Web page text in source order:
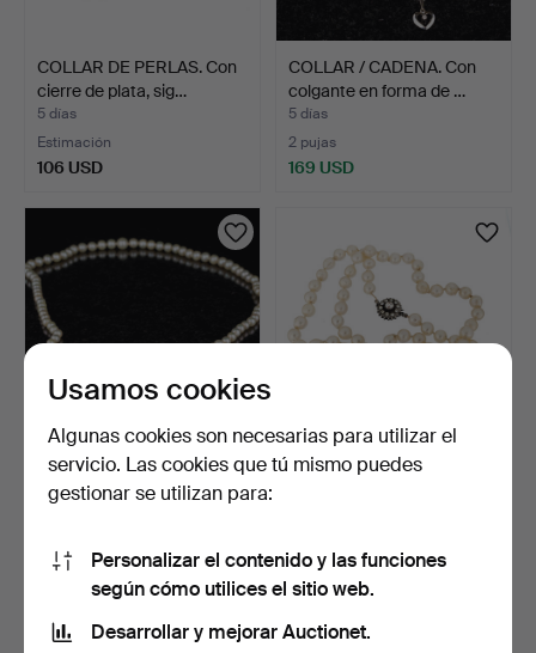
COLLAR DE PERLAS. Con
cierre de plata, sig…
5 días
Estimación
106 USD
COLLAR / CADENA. Con
colgante en forma de …
5 días
2 pujas
169 USD
COLLAR DE PERLAS.
Perlas cultivadas, siglo…
106 USD
COLLAR DE PERLAS.
106 USD
Usamos cookies
Algunas cookies son necesarias para utilizar el
servicio. Las cookies que tú mismo puedes
gestionar se utilizan para:
Personalizar el contenido y las funciones
según cómo utilices el sitio web.
Desarrollar y mejorar Auctionet.